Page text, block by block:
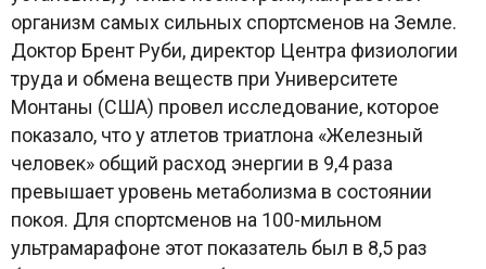
организм самых сильных спортсменов на Земле.
Доктор Брент Руби, директор Центра физиологии
труда и обмена веществ при Университете
Монтаны (США) провел исследование, которое
показало, что у атлетов триатлона «Железный
человек» общий расход энергии в 9,4 раза
превышает уровень метаболизма в состоянии
покоя. Для спортсменов на 100-мильном
ультрамарафоне этот показатель был в 8,5 раз